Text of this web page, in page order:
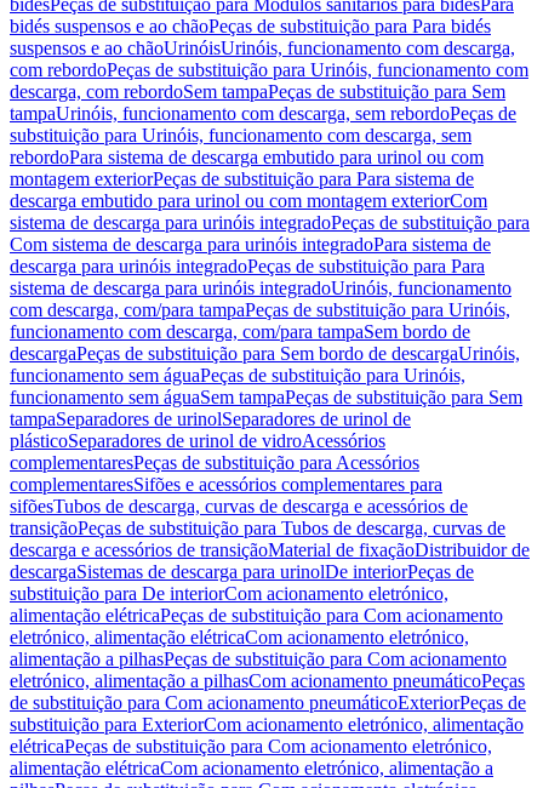
bidésPeças de substituição para Módulos sanitários para bidésPara
bidés suspensos e ao chãoPeças de substituição para Para bidés
suspensos e ao chãoUrinóisUrinóis, funcionamento com descarga,
com rebordoPeças de substituição para Urinóis, funcionamento com
descarga, com rebordoSem tampaPeças de substituição para Sem
tampaUrinóis, funcionamento com descarga, sem rebordoPeças de
substituição para Urinóis, funcionamento com descarga, sem
rebordoPara sistema de descarga embutido para urinol ou com
montagem exteriorPeças de substituição para Para sistema de
descarga embutido para urinol ou com montagem exteriorCom
sistema de descarga para urinóis integradoPeças de substituição para
Com sistema de descarga para urinóis integradoPara sistema de
descarga para urinóis integradoPeças de substituição para Para
sistema de descarga para urinóis integradoUrinóis, funcionamento
com descarga, com/para tampaPeças de substituição para Urinóis,
funcionamento com descarga, com/para tampaSem bordo de
descargaPeças de substituição para Sem bordo de descargaUrinóis,
funcionamento sem águaPeças de substituição para Urinóis,
funcionamento sem águaSem tampaPeças de substituição para Sem
tampaSeparadores de urinolSeparadores de urinol de
plásticoSeparadores de urinol de vidroAcessórios
complementaresPeças de substituição para Acessórios
complementaresSifões e acessórios complementares para
sifõesTubos de descarga, curvas de descarga e acessórios de
transiçãoPeças de substituição para Tubos de descarga, curvas de
descarga e acessórios de transiçãoMaterial de fixaçãoDistribuidor de
descargaSistemas de descarga para urinolDe interiorPeças de
substituição para De interiorCom acionamento eletrónico,
alimentação elétricaPeças de substituição para Com acionamento
eletrónico, alimentação elétricaCom acionamento eletrónico,
alimentação a pilhasPeças de substituição para Com acionamento
eletrónico, alimentação a pilhasCom acionamento pneumáticoPeças
de substituição para Com acionamento pneumáticoExteriorPeças de
substituição para ExteriorCom acionamento eletrónico, alimentação
elétricaPeças de substituição para Com acionamento eletrónico,
alimentação elétricaCom acionamento eletrónico, alimentação a